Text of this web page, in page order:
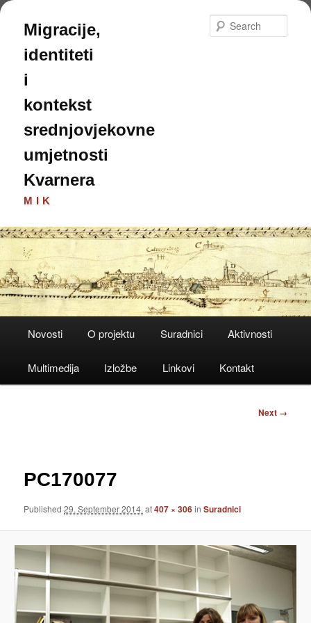
Skip
primary
content
Migracije,
identiteti
i
kontekst
srednjovjekovne
umjetnosti
Kvarnera
MIK
Novosti O projektu Suradnici Aktivnosti
Multimedija Izložbe Linkovi Kontakt
Next →
PC170077
Published29. September 2014. at407 × 306inSuradnici